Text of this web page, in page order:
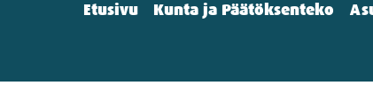
(Navigation)
Etusivu Kunta ja Päätöksenteko